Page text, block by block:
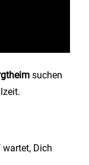
suchen
wartet, Dich